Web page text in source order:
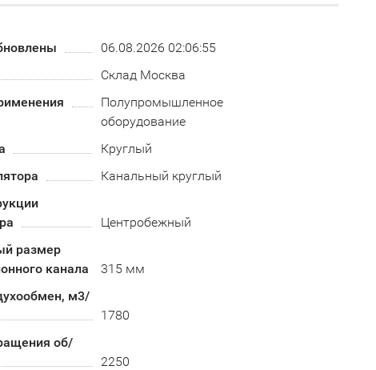
06.08.2026 02:06:55
Склад Москва
Полупромышленное
оборудование
Круглый
Канальный круглый
Центробежный
размер
канала
315 мм
м3/
1780
об/
2250